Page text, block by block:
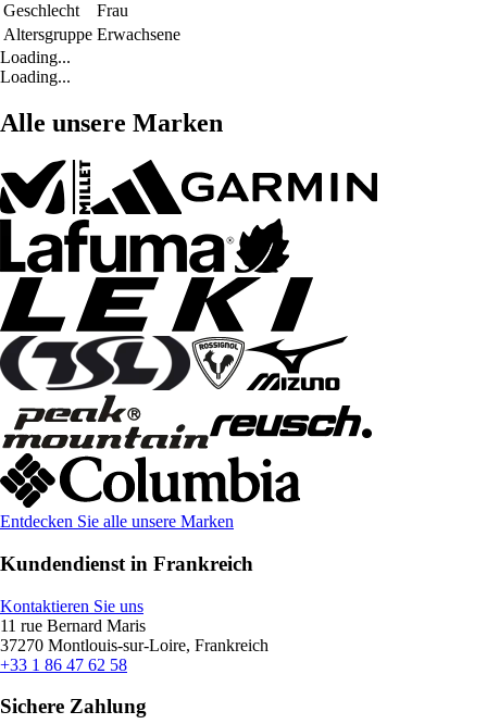
Geschlecht
Frau
Altersgruppe Erwachsene
Loading...
Loading...
Alle unsere Marken
Entdecken Sie alle unsere Marken
Kundendienst in Frankreich
Kontaktieren Sie uns
11 rue Bernard Maris
37270 Montlouis-sur-Loire, Frankreich
+33 1 86 47 62 58
Sichere Zahlung